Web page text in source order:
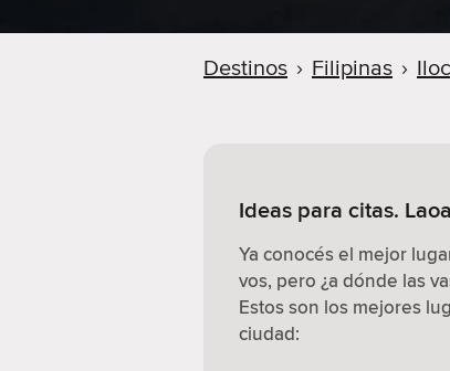
Destinos › Filipinas ›
Ideas para citas.
Ya conocés el mejor
vos, pero ¿a dónde las
Estos son los mejores
ciudad: